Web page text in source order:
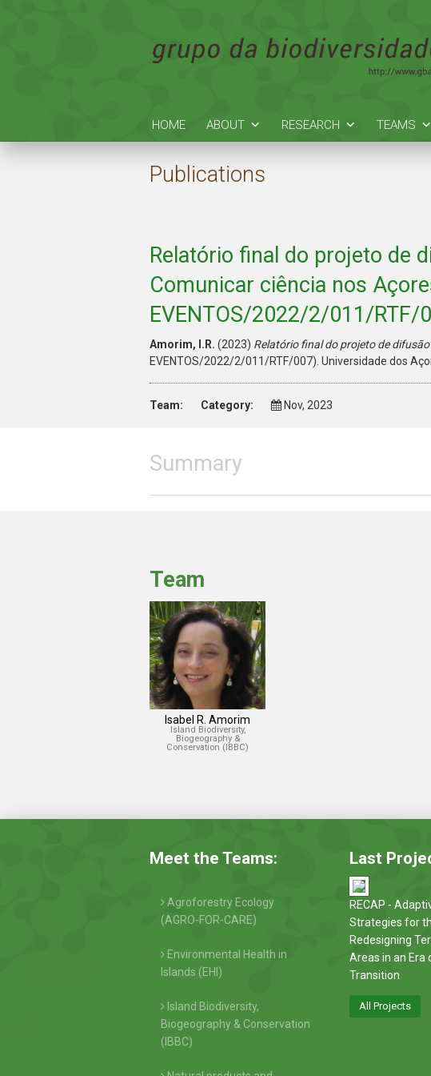
HOME ABOUT RESEARCH TEAMS
Publications
Relatório final do projeto de
Comunicar ciência nos
EVENTOS/2022/2/011/RTF/
Amorim, I.R. (2023) Relatório final do projeto de
EVENTOS/2022/2/011/RTF/007). Universidade dos
Team: Category: Nov, 2023
Summary
Team
Isabel R. Amorim
Island Biodiversity,
Biogeography &
Conservation (IBBC)
Meet the Teams:
Agroforestry Ecology
(AGRO-FOR-CARE)
Environmental Health in
Islands (EHI)
Island Biodiversity,
Biogeography & Conservation
(IBBC)
Last
RECAP -
Strategies for
Redesigning
Areas in an Era
Transition
All Projects